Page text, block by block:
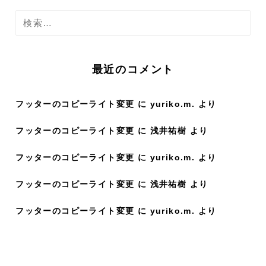
検
最近のコメント
フッターのコピーライト変更 に yuriko.m. より
フッターのコピーライト変更 に 浅井祐樹 より
フッターのコピーライト変更 に yuriko.m. より
フッターのコピーライト変更 に 浅井祐樹 より
フッターのコピーライト変更 に yuriko.m. より